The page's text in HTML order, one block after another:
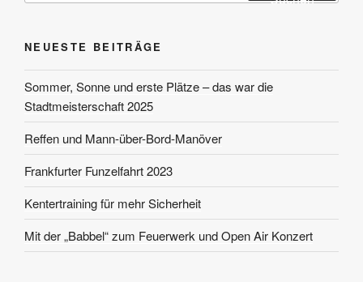
NEUESTE BEITRÄGE
Sommer, Sonne und erste Plätze – das war die
Stadtmeisterschaft 2025
Reffen und Mann-über-Bord-Manöver
Frankfurter Funzelfahrt 2023
Kentertraining für mehr Sicherheit
Mit der „Babbel“ zum Feuerwerk und Open Air Konzert